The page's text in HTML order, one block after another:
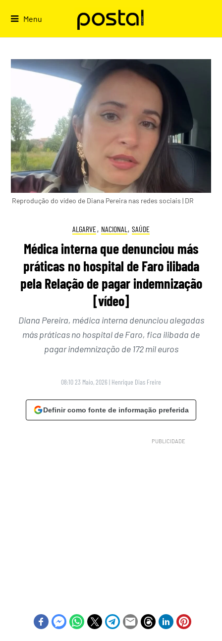
Menu
Reprodução do vídeo de Diana Pereira nas redes sociais | DR
ALGARVE, NACIONAL , SAÚDE
Médica interna que denunciou más
práticas no hospital de Faro ilibada
pela Relação de pagar indemnização
[vídeo]
Diana Pereira, médica interna denunciou alegadas
más práticas no hospital de Faro, fica ilibada de
pagar indemnização de 172 mil euros
08:10 23 Maio, 2026 | Henrique Dias Freire
Definir como fonte de informação preferida